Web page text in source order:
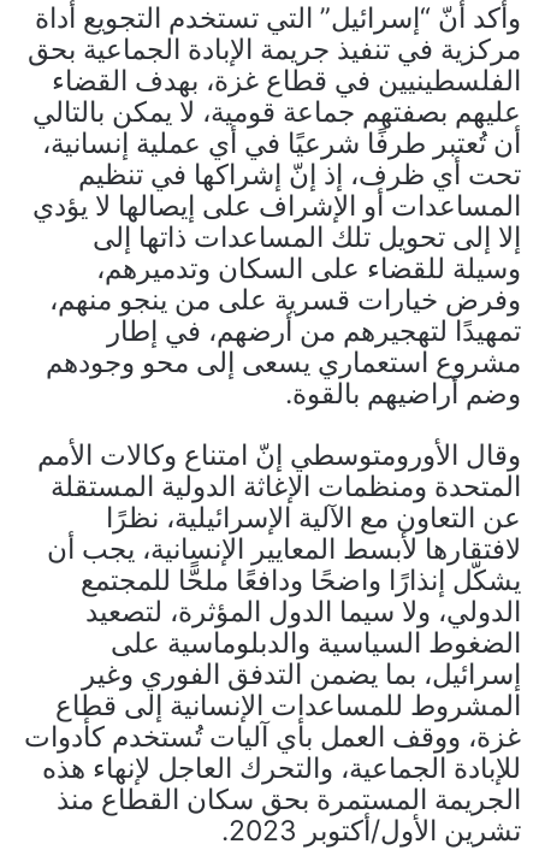
وأكد أنّ “إسرائيل” التي تستخدم التجويع أداة
مركزية في تنفيذ جريمة الإبادة الجماعية بحق
الفلسطينيين في قطاع غزة، بهدف القضاء
عليهم بصفتهم جماعة قومية، لا يمكن بالتالي
أن تُعتبر طرفًا شرعيًا في أي عملية إنسانية،
تحت أي ظرف، إذ إنّ إشراكها في تنظيم
المساعدات أو الإشراف على إيصالها لا يؤدي
إلا إلى تحويل تلك المساعدات ذاتها إلى
وسيلة للقضاء على السكان وتدميرهم،
وفرض خيارات قسرية على من ينجو منهم،
تمهيدًا لتهجيرهم من أرضهم، في إطار
مشروع استعماري يسعى إلى محو وجودهم
وضم أراضيهم بالقوة.
وقال الأورومتوسطي إنّ امتناع وكالات الأمم
المتحدة ومنظمات الإغاثة الدولية المستقلة
عن التعاون مع الآلية الإسرائيلية، نظرًا
لافتقارها لأبسط المعايير الإنسانية، يجب أن
يشكّل إنذارًا واضحًا ودافعًا ملحًّا للمجتمع
الدولي، ولا سيما الدول المؤثرة، لتصعيد
الضغوط السياسية والدبلوماسية على
إسرائيل، بما يضمن التدفق الفوري وغير
المشروط للمساعدات الإنسانية إلى قطاع
غزة، ووقف العمل بأي آليات تُستخدم كأدوات
للإبادة الجماعية، والتحرك العاجل لإنهاء هذه
الجريمة المستمرة بحق سكان القطاع منذ
تشرين الأول/أكتوبر 2023.